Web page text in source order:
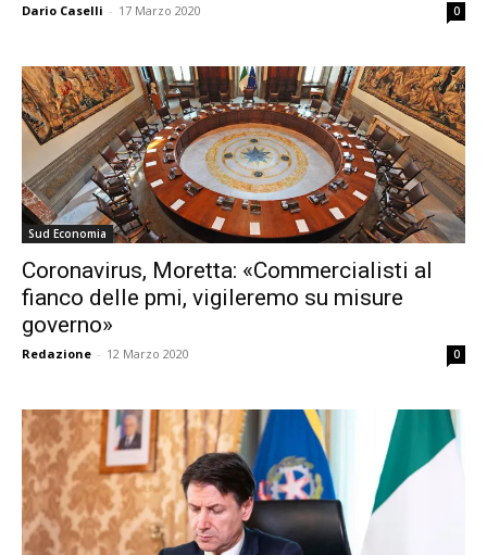
Dario Caselli - 17 Marzo 2020 0
Sud Economia
Coronavirus, Moretta: «Commercialisti al
fianco delle pmi, vigileremo su misure
governo»
Redazione - 12 Marzo 2020 0